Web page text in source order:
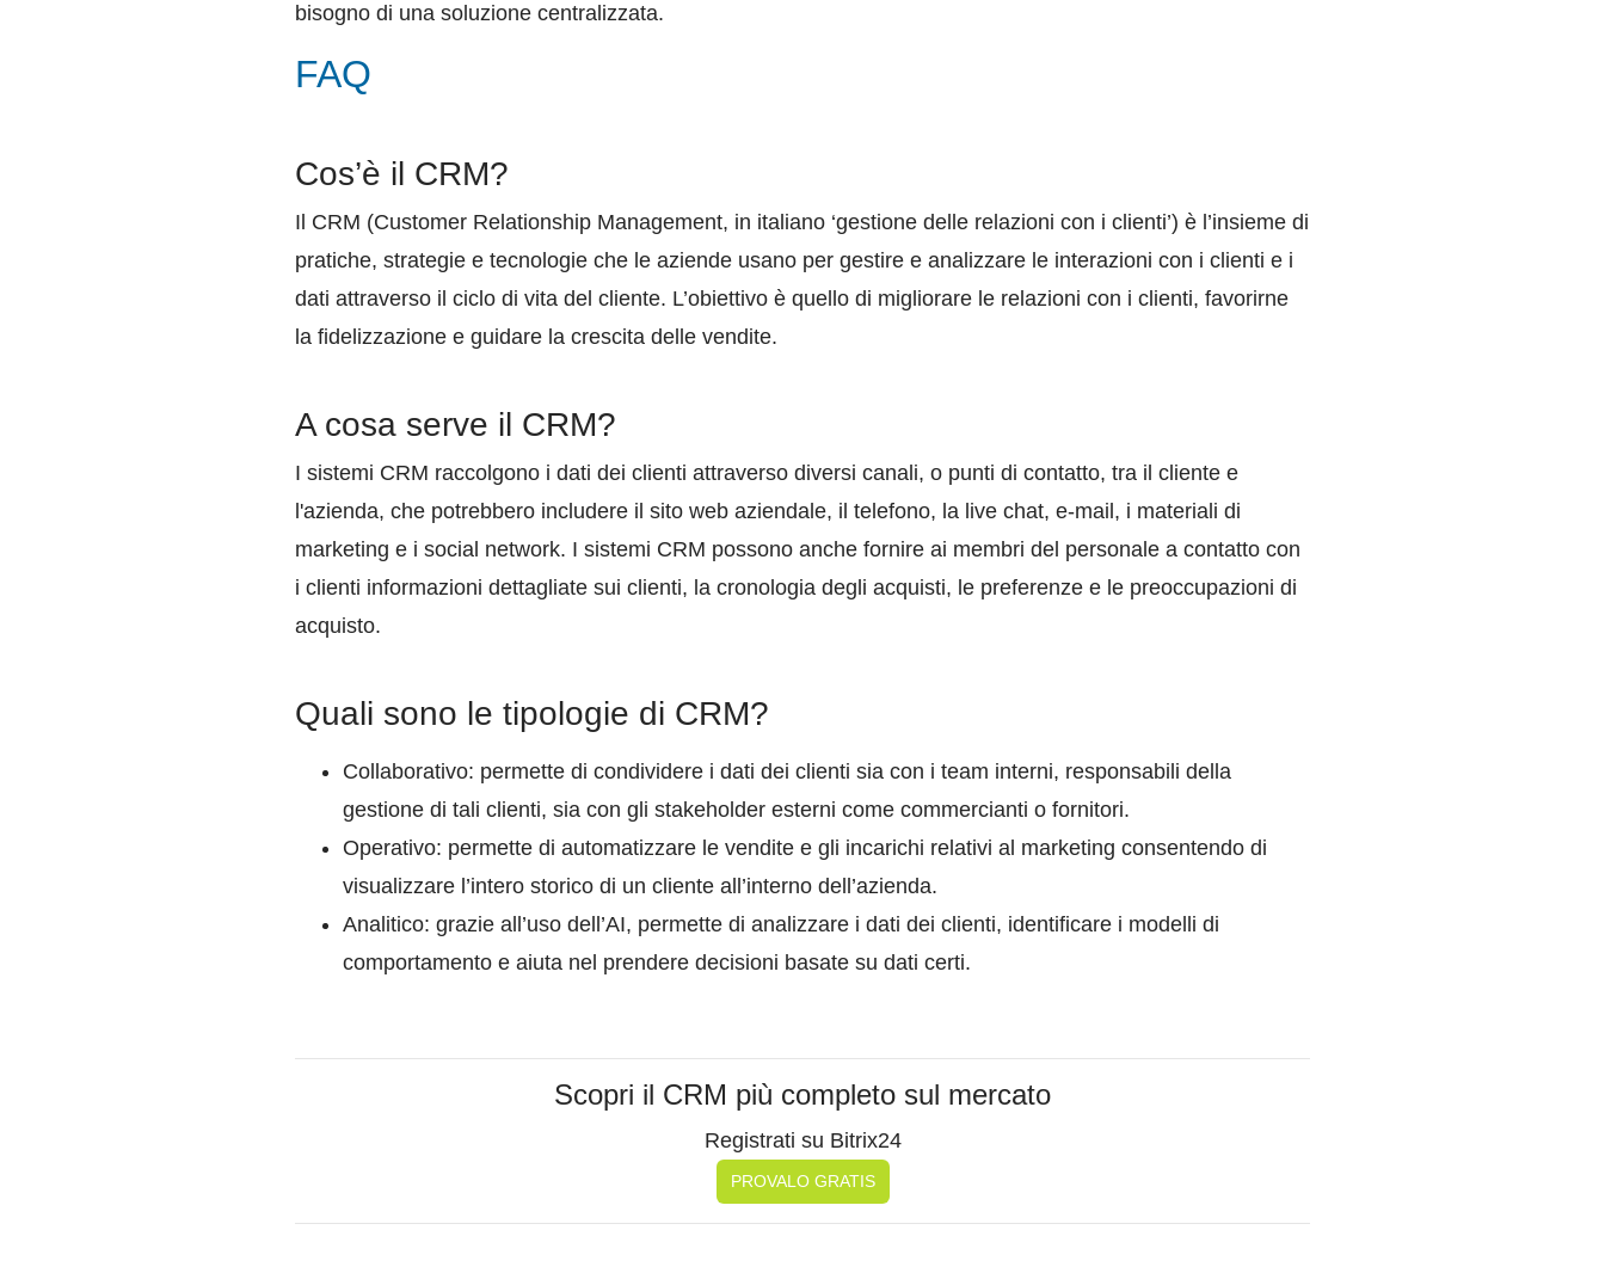
bisogno di una soluzione centralizzata.
FAQ
Cos’è il CRM?
Il CRM (Customer Relationship Management, in italiano ‘gestione delle relazioni con i clienti’) è l’insieme di
pratiche, strategie e tecnologie che le aziende usano per gestire e analizzare le interazioni con i clienti e i
dati attraverso il ciclo di vita del cliente. L’obiettivo è quello di migliorare le relazioni con i clienti, favorirne
la fidelizzazione e guidare la crescita delle vendite.
A cosa serve il CRM?
I sistemi CRM raccolgono i dati dei clienti attraverso diversi canali, o punti di contatto, tra il cliente e
l'azienda, che potrebbero includere il sito web aziendale, il telefono, la live chat, e-mail, i materiali di
marketing e i social network. I sistemi CRM possono anche fornire ai membri del personale a contatto con
i clienti informazioni dettagliate sui clienti, la cronologia degli acquisti, le preferenze e le preoccupazioni di
acquisto.
Quali sono le tipologie di CRM?
Collaborativo: permette di condividere i dati dei clienti sia con i team interni, responsabili della
gestione di tali clienti, sia con gli stakeholder esterni come commercianti o fornitori.
Operativo: permette di automatizzare le vendite e gli incarichi relativi al marketing consentendo di
visualizzare l’intero storico di un cliente all’interno dell’azienda.
Analitico: grazie all’uso dell’AI, permette di analizzare i dati dei clienti, identificare i modelli di
comportamento e aiuta nel prendere decisioni basate su dati certi.
Scopri il CRM più completo sul mercato
Registrati su Bitrix24
PROVALO GRATIS